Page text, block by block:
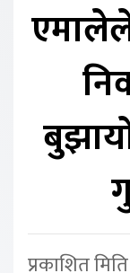
प्रकाशित